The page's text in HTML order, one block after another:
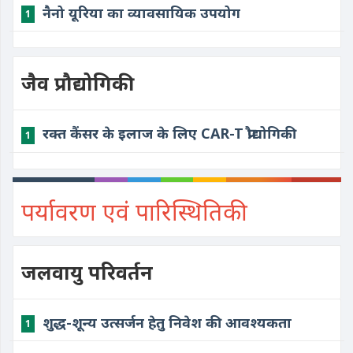
1 नैनो यूरिया का व्यावसायिक उपयोग
जैव प्रौद्योगिकी
1 रक्त कैंसर के इलाज के लिए CAR-T प्रौद्योगिकी
पर्यावरण एवं पारिस्थितिकी
जलवायु परिवर्तन
1 शुद्ध-शून्य उत्सर्जन हेतु निवेश की आवश्यकता